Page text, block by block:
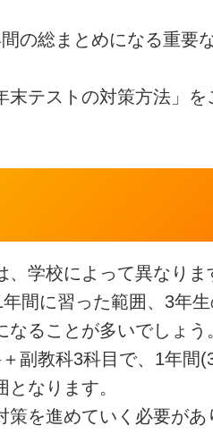
の総まとめになる重要
末テストの対策方法」
、学校によって異なり
間に習った範囲、3年
なることが多いでしょう
副教科3科目で、1年間
なります。
策を進めていく必要があ